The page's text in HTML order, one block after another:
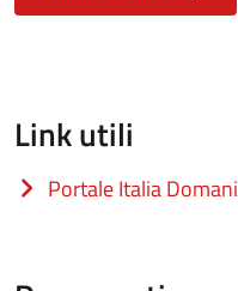
Link utili
Portale Italia Domani
(apre in un'altra scheda).